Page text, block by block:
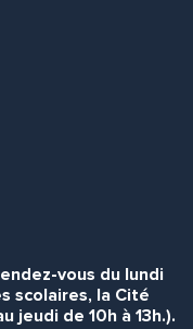
vous du lundi
scolaires, la Cité
jeudi de 10h à 13h.).